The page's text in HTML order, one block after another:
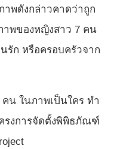
าพดังกล่าวคาดว่าถูก
าพของหญิงสาว 7 คน
รัก หรือครอบครัวจาก
น ในภาพเป็นใคร ทำ
รงการจัดตั้งพิพิธภัณฑ์